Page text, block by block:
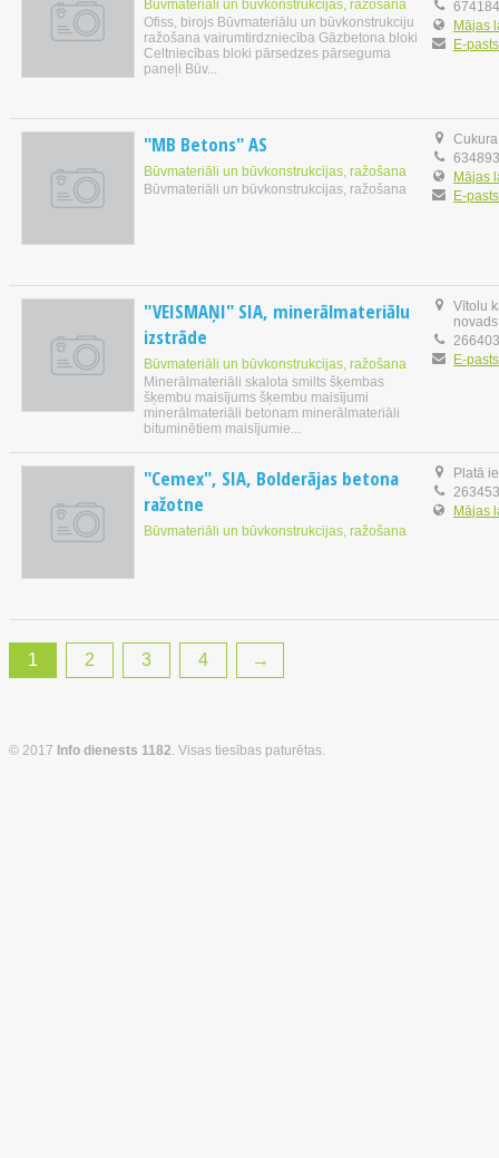
Būvmateriāli un būvkonstrukcijas, ražošana
Ofiss, birojs Būvmateriālu un būvkonstrukciju
ražošana vairumtirdzniecība Gāzbetona bloki
Celtniecības bloki pārsedzes pārseguma
paneļi Būv...
Mājas
E-pasts
"MB Betons" AS
Būvmateriāli un būvkonstrukcijas, ražošana
Būvmateriāli un būvkonstrukcijas, ražošana
Mājas
E-pasts
"VEISMAŅI" SIA, minerālmateriālu
izstrāde
Būvmateriāli un būvkonstrukcijas, ražošana
Minerālmateriāli skalota smilts šķembas
šķembu maisījums šķembu maisījumi
minerālmateriāli betonam minerālmateriāli
bituminētiem maisījumie...
Vītolu
novads
E-pasts
"Cemex", SIA, Bolderājas betona
ražotne
Būvmateriāli un būvkonstrukcijas, ražošana
Platā
Mājas
1 2 3 4 →
© 2017 Info dienests 1182. Visas tiesības paturētas.